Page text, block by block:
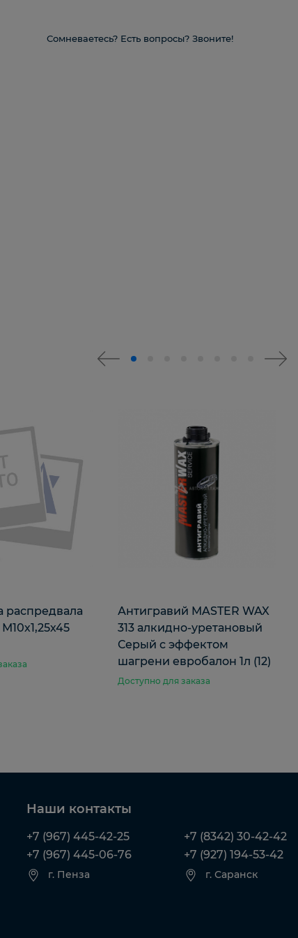
Сомневаетесь? Есть вопросы? Звоните!
распредвала
Антигравий MASTER WAX
313 алкидно-уретановый
Серый с эффектом
шагрени евробалон 1л (12)
Доступно для заказа
Наши контакты
+7 (967) 445-42-25
+7 (967) 445-06-76
г. Пенза
+7 (8342) 30-42-42
+7 (927) 194-53-42
г. Саранск